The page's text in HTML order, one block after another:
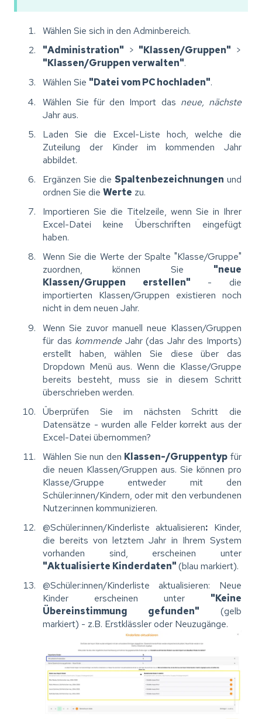
Wählen Sie sich in den Adminbereich.
"Administration" > "Klassen/Gruppen" >
"Klassen/Gruppen verwalten".
Wählen Sie "Datei vom PC hochladen".
Wählen Sie für den Import das neue, nächste
Jahr aus.
Laden Sie die Excel-Liste hoch, welche die
Zuteilung der Kinder im kommenden Jahr
abbildet.
Ergänzen Sie die Spaltenbezeichnungen und
ordnen Sie die Werte zu.
Importieren Sie die Titelzeile, wenn Sie in Ihrer
Excel-Datei keine Überschriften eingefügt
haben.
Wenn Sie die Werte der Spalte "Klasse/Gruppe"
zuordnen, können Sie "neue
Klassen/Gruppen erstellen" - die
importierten Klassen/Gruppen existieren noch
nicht in dem neuen Jahr.
Wenn Sie zuvor manuell neue Klassen/Gruppen
für das kommendeJahr (das Jahr des Imports)
erstellt haben, wählen Sie diese über das
Dropdown Menü aus. Wenn die Klasse/Gruppe
bereits besteht, muss sie in diesem Schritt
überschrieben werden.
Überprüfen Sie im nächsten Schritt die
Datensätze - wurden alle Felder korrekt aus der
Excel-Datei übernommen?
Wählen Sie nun den Klassen-/Gruppentyp für
die neuen Klassen/Gruppen aus. Sie können pro
Klasse/Gruppe entweder mit den
Schüler:innen/Kindern, oder mit den verbundenen
Nutzer:innen kommunizieren.
@Schüler:innen/Kinderliste aktualisieren: Kinder,
die bereits von letztem Jahr in Ihrem System
vorhanden sind, erscheinen unter
"Aktualisierte Kinderdaten"(blau markiert).
@Schüler:innen/Kinderliste aktualisieren: Neue
Kinder erscheinen unter "Keine
Übereinstimmung gefunden" (gelb
markiert) - z.B. Erstklässler oder Neuzugänge.